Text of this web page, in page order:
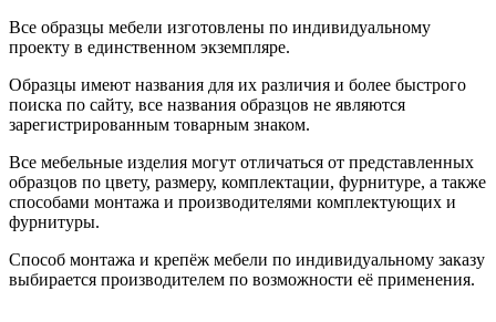
Все образцы мебели изготовлены по индивидуальному
проекту в единственном экземпляре.
Образцы имеют названия для их различия и более быстрого
поиска по сайту, все названия образцов не являются
зарегистрированным товарным знаком.
Все мебельные изделия могут отличаться от представленных
образцов по цвету, размеру, комплектации, фурнитуре, а также
способами монтажа и производителями комплектующих и
фурнитуры.
Способ монтажа и крепёж мебели по индивидуальному заказу
выбирается производителем по возможности её применения.